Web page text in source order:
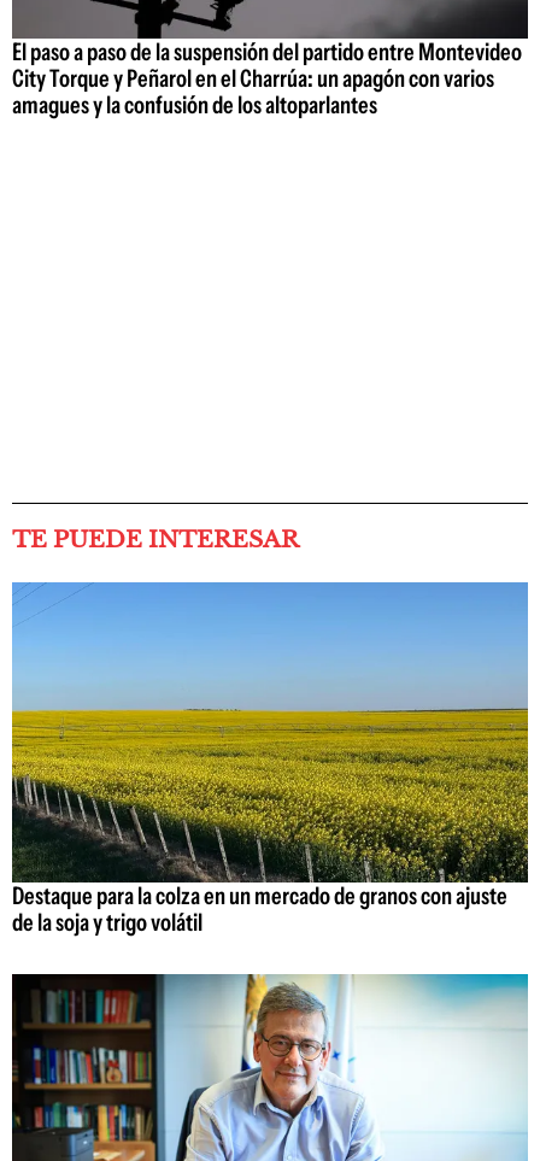
El paso a paso de la suspensión del partido entre Montevideo
City Torque y Peñarol en el Charrúa: un apagón con varios
amagues y la confusión de los altoparlantes
TE PUEDE INTERESAR
Destaque para la colza en un mercado de granos con ajuste
de la soja y trigo volátil